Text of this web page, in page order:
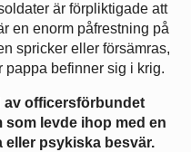
är förpliktigade att
en enorm påfrestning på
spricker eller försämras,
pappa befinner sig i krig.
av officersförbundet
som levde ihop med en
psykiska besvär.